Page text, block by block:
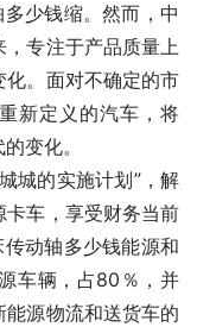
少钱缩。然而，中
专注于产品质量上
化。面对不确定的市
新定义的汽车，将
变化。
城的实施计划”，解
卡车，享受财务当前
动轴多少钱能源和
车辆，占80％，并
源物流和送货车的